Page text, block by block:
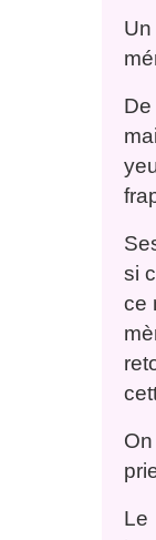
si
ce
Le